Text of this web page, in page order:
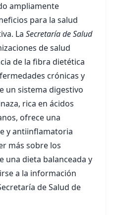
ampliamente
para la salud
La Secretaría de Salud
de salud
de la fibra dietética
crónicas y
un sistema digestivo
rica en ácidos
ofrece una
y antiinflamatoria
más sobre los
una dieta balanceada y
a la información
de Salud de